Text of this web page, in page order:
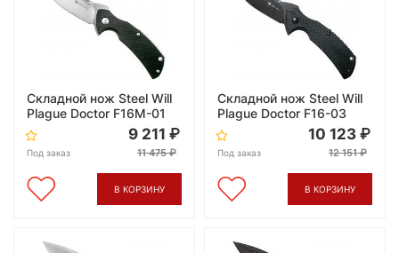
Складной нож Steel Will
Plague Doctor F16M-01
Под заказ
9 211
11 475
В КОРЗИНУ
Складной нож Steel Will
Plague Doctor F16-03
Под заказ
10 123
12 151
В КОРЗИНУ